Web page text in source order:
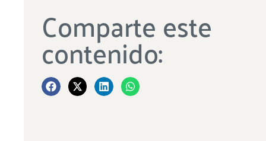
Comparte este
contenido: